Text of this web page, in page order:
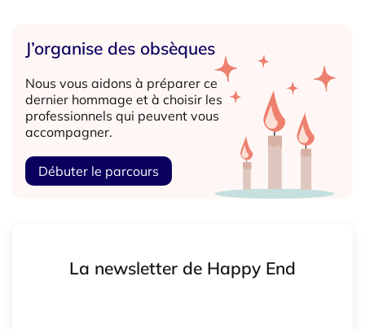
J’organise des obsèques
Nous vous aidons à préparer ce
dernier hommage et à choisir les
professionnels qui peuvent vous
accompagner.
Débuter le parcours
La newsletter de Happy End